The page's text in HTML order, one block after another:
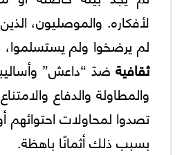
لأفكاره. والموصليون،
لم يرضخوا ولم
ثقافية ضدّ “داعش”
والمطاولة والدفاع
تصدوا لمحاولات احتوائهم
بسبب ذلك أثمانًا باهظة.